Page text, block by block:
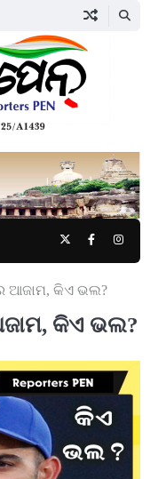
TwitterFacebook
ଆଜାମ, କିଏ ଭଲ?
କିଏ ଭଲ?